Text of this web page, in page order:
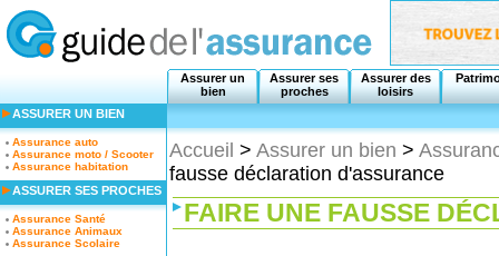
Assurer un
bien
Assurer ses
proches
Assurer des
loisirs
Accueil > Assurer un bien >
fausse déclaration d'assurance
FAIRE UNE FAUSSE
ASSURER UN BIEN
Assurance auto
Assurance moto / Scooter
Assurance habitation
ASSURER SES PROCHES
Assurance Santé
Assurance Animaux
Assurance Scolaire